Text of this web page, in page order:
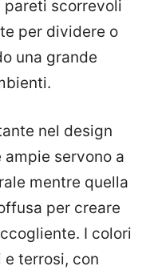
pareti scorrevoli
per dividere o
una grande
nel design
servono a
mentre quella
per creare
I colori
e terrosi, con